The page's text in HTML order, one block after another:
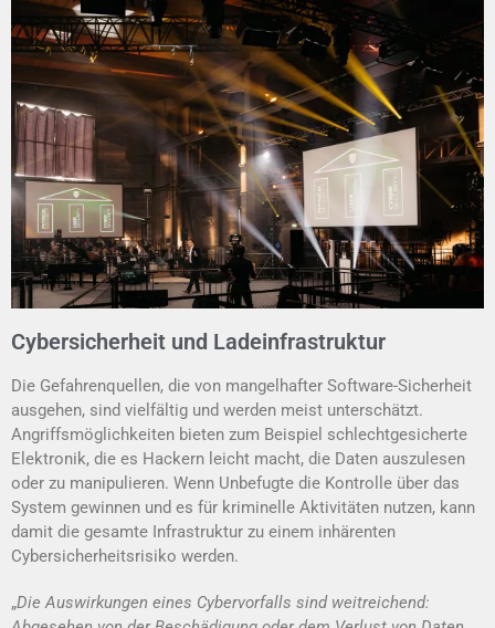
Cybersicherheit und Ladeinfrastruktur
Die Gefahrenquellen, die von mangelhafter Software-Sicher­heit
ausgehen, sind vielfältig und werden meist unter­schätzt.
Angriffsmöglichkeiten bieten zum Beispiel schlecht­ge­sicher­te
Elektronik, die es Hackern leicht macht, die Da­ten aus­zu­lesen
oder zu manipu­lieren. Wenn Unbefugte die Kontrolle über das
System gewinnen und es für kriminelle Aktivitäten nutzen, kann
damit die gesamte Infrastruktur zu einem inhä­renten
Cybersicherheitsrisiko werden.
„Die Auswirkungen eines Cybervorfalls sind weitreichend: